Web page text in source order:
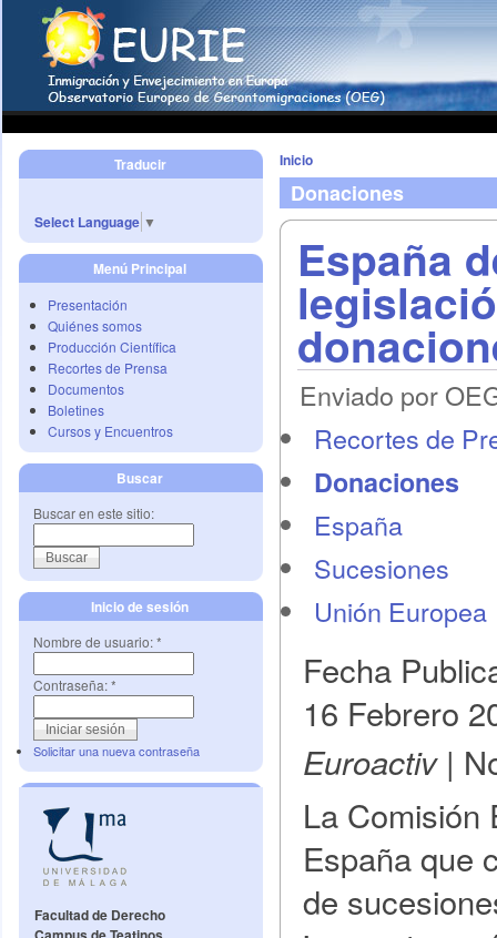
Traducir
Select Language ▼
Menú Principal
Presentación
Quiénes somos
Producción Científica
Recortes de Prensa
Documentos
Boletines
Cursos y Encuentros
Buscar
Buscar en este sitio:
Inicio de sesión
Nombre de usuario:*
Contraseña:*
Solicitar una nueva contraseña
Facultad de Derecho
Inicio
Donaciones
España
Enviado por
Recortes de
Donaciones
España
Sucesiones
Unión Europea
Fecha
16 Febrero
Euroactiv |
La Comisión
España que
de